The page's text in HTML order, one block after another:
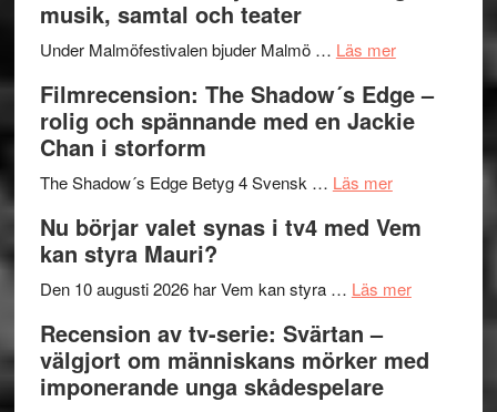
på
Roland
Pöntinen
Artipelag
musik, samtal och teater
Under Malmöfestivalen bjuder Malmö … Läs merom
bjuder
in
samtal
teater
Filmrecension: The Shadow´s Edge –
rolig och spännande med en Jackie
Chan i storform
The Shadow´s Edge Betyg 4 Svensk … Läs merom
The
´s
rolig
Nu börjar valet synas i tv4 med Vem
kan styra Mauri?
Den 10 augusti 2026 har Vem kan styra … Läs merom
valet
Recension av tv-serie: Svärtan –
välgjort om människans mörker med
imponerande unga skådespelare